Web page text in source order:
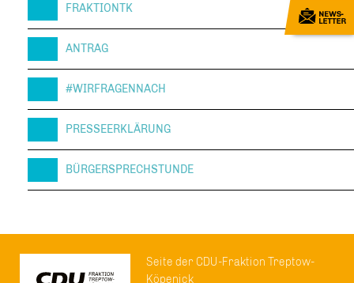
FRAKTIONTK
ANTRAG
#WIRFRAGENNACH
PRESSEERKLÄRUNG
BÜRGERSPRECHSTUNDE
Seite der CDU-Fraktion Treptow-
Köpenick